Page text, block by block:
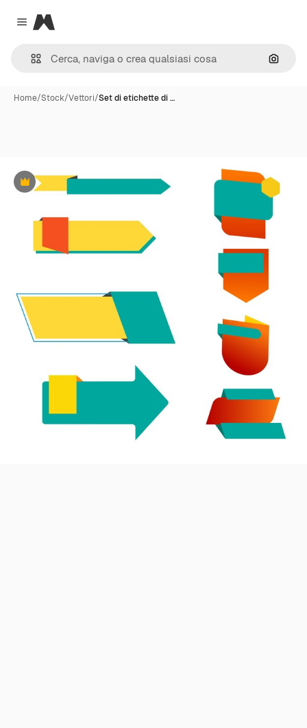
Close menu
Magnific
Cerca
Home/Stock/Vettori/Set di etichette di …
Premium